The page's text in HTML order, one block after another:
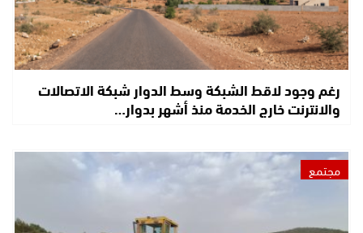
رغم وجود لاقط الشبكة وسط الدوار شبكة الاتصالات
والانترنت خارج الخدمة منذ أشهر بدوار…
مجتمع